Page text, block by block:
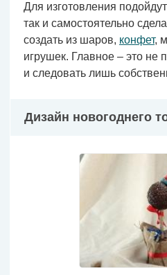
Для изготовления
так и самостоятельно
создать из шаров, конфет,
игрушек. Главное – это не
и следовать лишь
Дизайн новогоднего